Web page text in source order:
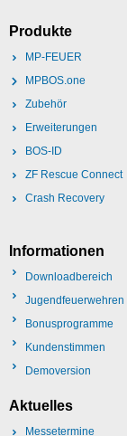
Produkte
MP-FEUER
MPBOS.one
Zubehör
Erweiterungen
BOS-ID
ZF Rescue Connect
Crash Recovery
Informationen
Downloadbereich
Jugendfeuerwehren
Bonusprogramme
Kundenstimmen
Demoversion
Aktuelles
Messetermine